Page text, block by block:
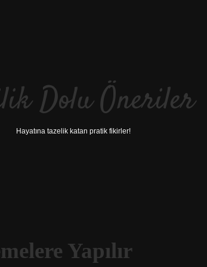
Dolu Öneriler
Hayatına tazelik katan pratik fikirler!
Yapılır